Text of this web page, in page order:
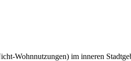
Wohnnutzungen) im inneren